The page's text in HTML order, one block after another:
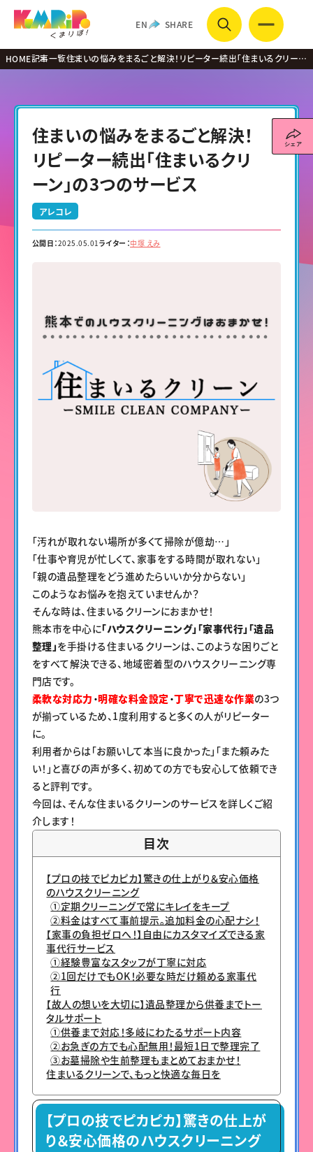
EN SHARE
HOME記事一覧住まいの悩みをまるごと解決！リピーター続出「住まいるクリー
ン」の3つのサービス
住まいの悩みをまるごと解決！
リピーター続出「住まいるクリ
ーン」の3つのサービス
アレコレ
公開日：2025.05.01ライター：中塚 えみ
「汚れが取れない場所が多くて掃除が億劫…」
「仕事や育児が忙しくて、家事をする時間が取れない」
「親の遺品整理をどう進めたらいいか分からない」
このようなお悩みを抱えていませんか？
そんな時は、住まいるクリーンにおまかせ！
熊本市を中心に「ハウスクリーニング」「家事代行」「遺品
整理」を手掛ける住まいるクリーンは、このような困りごと
をすべて解決できる、地域密着型のハウスクリーニング専
門店です。
柔軟な対応力 ・明確な料金設定 ・丁寧で迅速な作業の3つ
が揃っているため、1度利用すると多くの人がリピーター
に。
利用者からは「お願いして本当に良かった」「また頼みた
い！」と喜びの声が多く、初めての方でも安心して依頼でき
ると評判です。
今回は、そんな住まいるクリーンのサービスを詳しくご紹
介します！
目次
【プロの技でピカピカ】驚きの仕上がり＆安心価格
のハウスクリーニング
①定期クリーニングで常にキレイをキープ
②料金はすべて事前提示。追加料金の心配ナシ！
【家事の負担ゼロへ！】自由にカスタマイズできる家
事代行サービス
①経験豊富なスタッフが丁寧に対応
②1回だけでもOK！必要な時だけ頼める家事代
行
【故人の想いを大切に】遺品整理から供養までトー
タルサポート
①供養まで対応！多岐にわたるサポート内容
②お急ぎの方でも心配無用！最短1日で整理完了
③お墓掃除や生前整理もまとめておまかせ！
住まいるクリーンで、もっと快適な毎日を
【プロの技でピカピカ】驚きの仕上が
り＆安心価格のハウスクリーニング